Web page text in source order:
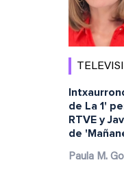
de La 1'
RTVE y
de
Paula M.